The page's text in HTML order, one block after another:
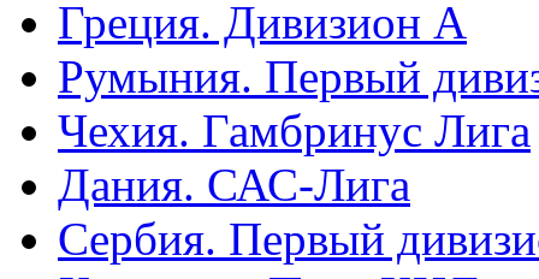
Греция. Дивизион А
Румыния. Первый
Чехия. Гамбринус Лига
Дания. САС-Лига
Сербия. Первый